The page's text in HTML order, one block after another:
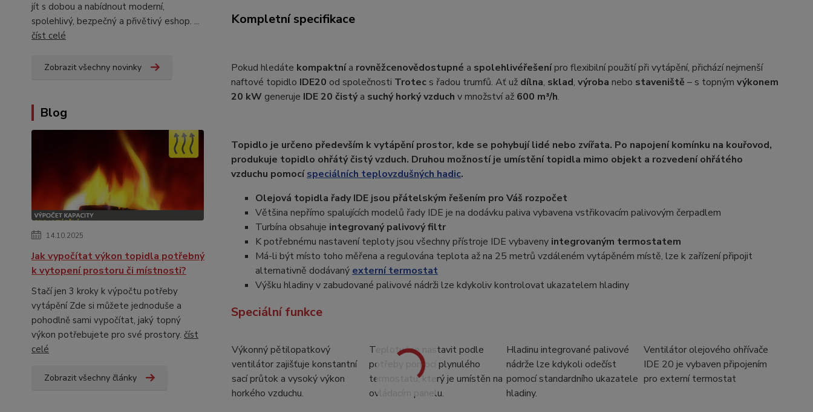
jít s dobou a nabídnout moderní,
spolehlivý, bezpečný a přivětivý eshop. ...
číst celé
Zobrazit všechny novinky
Blog
14.10.2025
Jak vypočítat výkon topidla potřebný
k vytopení prostoru či místnosti?
Stačí jen 3 kroky k výpočtu potřeby
vytápění Zde si můžete jednoduše a
pohodlně sami vypočítat, jaký topný
výkon potřebujete pro své prostory. číst
celé
Zobrazit všechny články
Kompletní specifikace
Pokud hledáte kompaktnía rovněžcenovědostupné a spolehlivéřešenípro flexibilní použití při vytápění, přichází nejmenší
naftové topidlo IDE20 od společnosti Trotecs řadou trumfů. Ať už dílna, sklad, výroba nebo staveniště – s topným výkonem
20 kWgeneruje IDE 20 čistýa suchýhorkývzduch v množství až600 m³/h.
Topidlo je určeno především k vytápění prostor, kde se pohybují lidé nebo zvířata. Po napojení komínku na kouřovod,
produkuje topidlo ohřátý čistý vzduch. Druhou možností je umístění topidla mimo objekt a rozvedení ohřátého
vzduchu pomocíspeciálních teplovzdušných hadic.
Olejová topidla řady IDE jsou přátelským řešením pro Váš rozpočet
Většina nepřímo spalujících modelů řady IDE je na dodávku paliva vybavena vstřikovacím palivovým čerpadlem
Turbína obsahuje integrovaný palivový filtr
K potřebnému nastavení teploty jsou všechny přístroje IDE vybavenyintegrovaným termostatem
Má-li být místo toho měřena a regulována teplota až na 25 metrů vzdáleném vytápěném místě, lze k zařízení připojit
alternativně dodávaný externí termostat
Výšku hladiny v zabudované palivové nádrži lze kdykoliv kontrolovat ukazatelem hladiny
Speciální funkce
Výkonný pětilopatkový
ventilátor zajišťuje konstantní
sací průtok a vysoký výkon
horkého vzduchu.
Teplotu lze nastavit podle
potřeby pomocí plynulého
termostatu, který je umístěn na
ovládacím panelu.
Hladinu integrované palivové
nádrže lze kdykoli odečíst
pomocí standardního ukazatele
hladiny.
Ventilátor olejového ohřívače
IDE 20 je vybaven připojením
pro externí termostat